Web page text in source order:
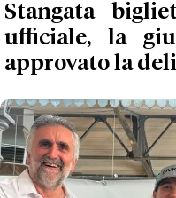
Stangata
ufficiale, la
approvato la